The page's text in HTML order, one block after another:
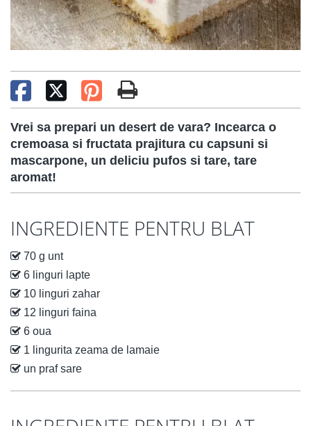
Vrei sa prepari un desert de vara? Incearca o
cremoasa si fructata prajitura cu capsuni si
mascarpone, un deliciu pufos si tare, tare
aromat!
INGREDIENTE PENTRU BLAT
70 g unt
6 linguri lapte
10 linguri zahar
12 linguri faina
6 oua
1 lingurita zeama de lamaie
un praf sare